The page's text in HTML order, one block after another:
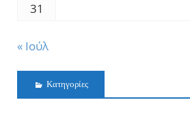
31
« Ιούλ
Kατηγορίες